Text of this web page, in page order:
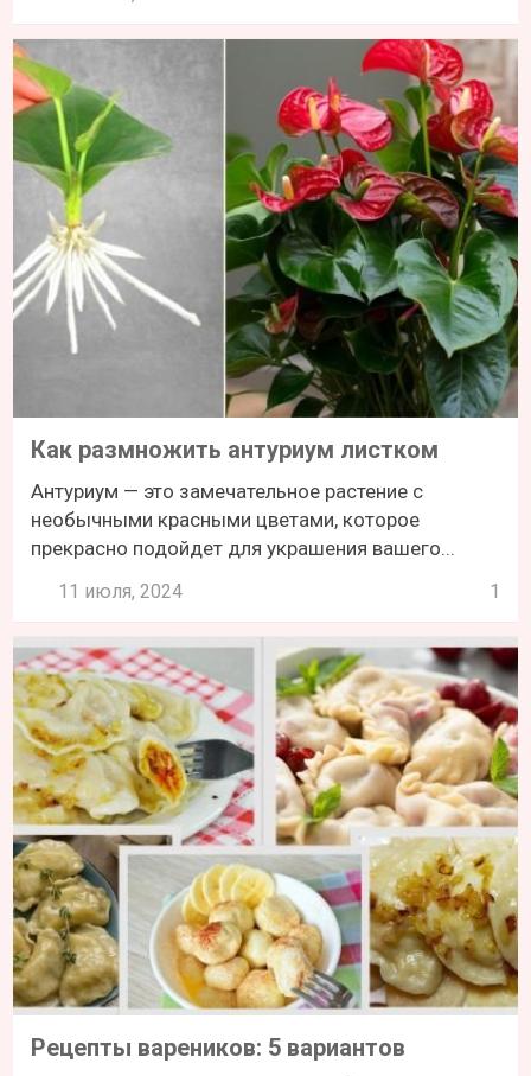
Как размножить антуриум листком
Антуриум — это замечательное растение с
необычными красными цветами, которое
прекрасно подойдет для украшения вашего...
11 июля, 2024 1
Рецепты вареников: 5 вариантов